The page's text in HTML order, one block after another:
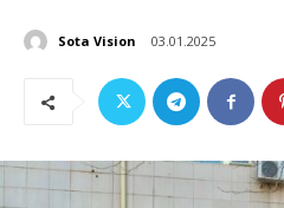
Sota Vision 03.01.2025